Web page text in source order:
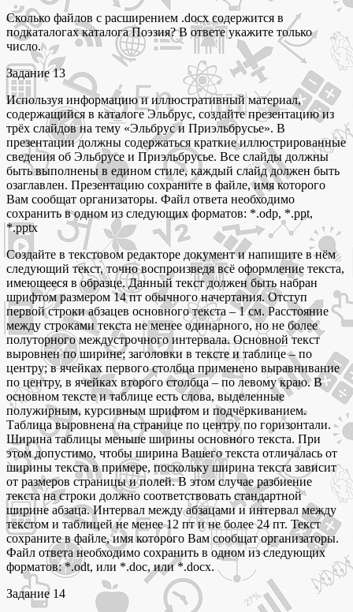
Сколько файлов с расширением .docx содержится в
подкаталогах каталога Поэзия? В ответе укажите только
число.
Задание 13
Используя информацию и иллюстративный материал,
содержащийся в каталоге Эльбрус, создайте презентацию из
трёх слайдов на тему «Эльбрус и Приэльбрусье». В
презентации должны содержаться краткие иллюстрированные
сведения об Эльбрусе и Приэльбрусье. Все слайды должны
быть выполнены в едином стиле, каждый слайд должен быть
озаглавлен. Презентацию сохраните в файле, имя которого
Вам сообщат организаторы. Файл ответа необходимо
сохранить в одном из следующих форматов: *.odp, *.ppt,
*.pptx
Создайте в текстовом редакторе документ и напишите в нём
следующий текст, точно воспроизведя всё оформление текста,
имеющееся в образце. Данный текст должен быть набран
шрифтом размером 14 пт обычного начертания. Отступ
первой строки абзацев основного текста – 1 см. Расстояние
между строками текста не менее одинарного, но не более
полуторного междустрочного интервала. Основной текст
выровнен по ширине; заголовки в тексте и таблице – по
центру; в ячейках первого столбца применено выравнивание
по центру, в ячейках второго столбца – по левому краю. В
основном тексте и таблице есть слова, выделенные
полужирным, курсивным шрифтом и подчёркиванием.
Таблица выровнена на странице по центру по горизонтали.
Ширина таблицы меньше ширины основного текста. При
этом допустимо, чтобы ширина Вашего текста отличалась от
ширины текста в примере, поскольку ширина текста зависит
от размеров страницы и полей. В этом случае разбиение
текста на строки должно соответствовать стандартной
ширине абзаца. Интервал между абзацами и интервал между
текстом и таблицей не менее 12 пт и не более 24 пт. Текст
сохраните в файле, имя которого Вам сообщат организаторы.
Файл ответа необходимо сохранить в одном из следующих
форматов: *.odt, или *.doc, или *.docx.
Задание 14